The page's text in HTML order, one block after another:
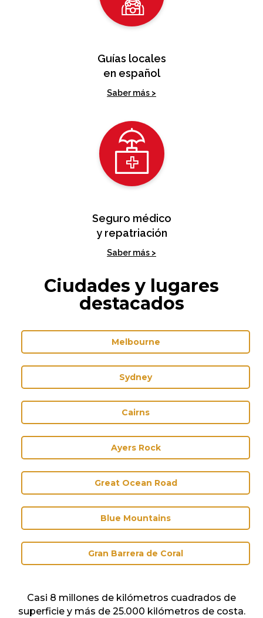
Guías locales
en español
Saber más >
Seguro médico
y repatriación
Saber más >
Ciudades y lugares
destacados
Melbourne
Sydney
Cairns
Ayers Rock
Great Ocean Road
Blue Mountains
Gran Barrera de Coral
Casi 8 millones de kilómetros cuadrados de
superficie y más de 25.000 kilómetros de costa.